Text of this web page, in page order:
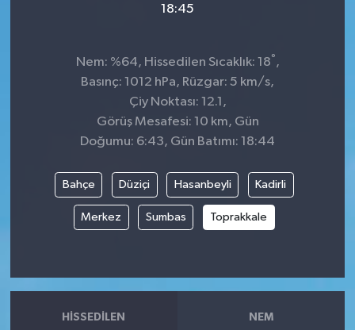
18:45
Nem: %64, Hissedilen Sıcaklık: 18° ,
Basınç: 1012 hPa, Rüzgar: 5 km/s,
Çiy Noktası: 12.1,
Görüş Mesafesi: 10 km, Gün
Doğumu: 6:43, Gün Batımı: 18:44
Bahçe Düziçi Hasanbeyli Kadirli
Merkez Sumbas Toprakkale
HISSEDILEN NEM